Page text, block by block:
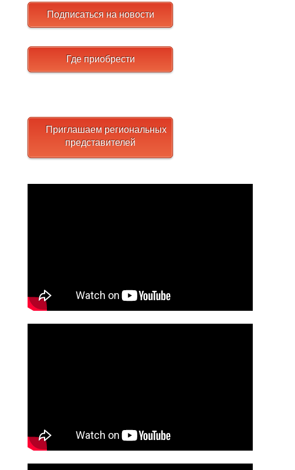
Подписаться на новости
Где приобрести
Приглашаем региональных
представителей